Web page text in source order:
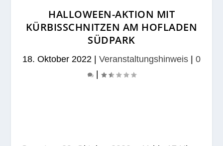
HALLOWEEN-AKTION MIT
KÜRBISSCHNITZEN AM HOFLADEN
SÜDPARK
18. Oktober 2022 Veranstaltungshinweis
0
|